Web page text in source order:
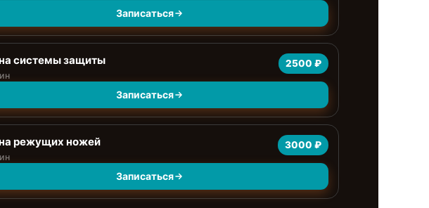
Записаться
системы защиты 2500 ₽
Записаться
режущих ножей 3000 ₽
Записаться